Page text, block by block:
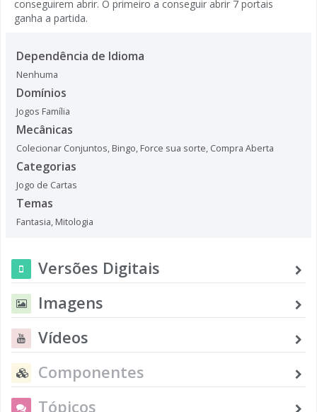
conseguirem abrir. O primeiro a conseguir abrir 7 portais
ganha a partida.
Dependência de Idioma
Nenhuma
Domínios
Jogos Família
Mecânicas
Colecionar Conjuntos, Bingo, Force sua sorte, Compra Aberta
Categorias
Jogo de Cartas
Temas
Fantasia, Mitologia
Versões Digitais
Imagens
Vídeos
Componentes
Tópicos